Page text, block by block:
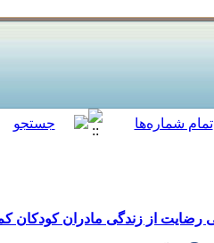
از زندگی مادران کودکان